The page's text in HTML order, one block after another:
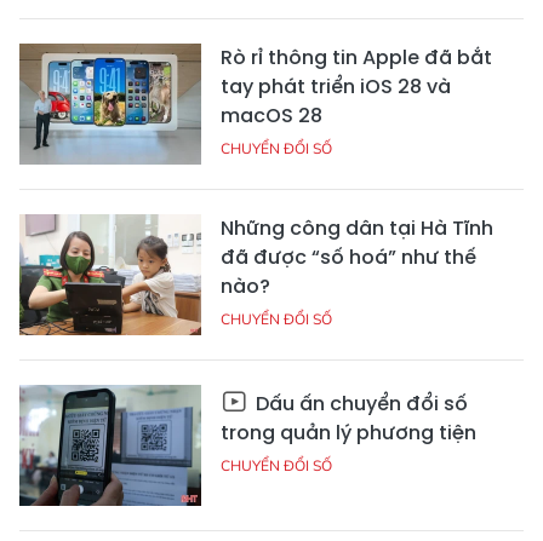
Rò rỉ thông tin Apple đã bắt
tay phát triển iOS 28 và
macOS 28
CHUYỂN ĐỔI SỐ
Những công dân tại Hà Tĩnh
đã được “số hoá” như thế
nào?
CHUYỂN ĐỔI SỐ
Dấu ấn chuyển đổi số
trong quản lý phương tiện
CHUYỂN ĐỔI SỐ